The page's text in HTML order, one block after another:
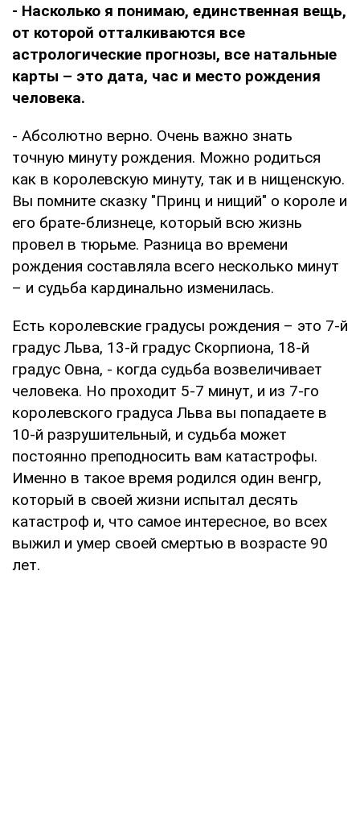
- Насколько я понимаю, единственная вещь,
от которой отталкиваются все
астрологические прогнозы, все натальные
карты – это дата, час и место рождения
человека.
- Абсолютно верно. Очень важно знать
точную минуту рождения. Можно родиться
как в королевскую минуту, так и в нищенскую.
Вы помните сказку "Принц и нищий" о короле и
его брате-близнеце, который всю жизнь
провел в тюрьме. Разница во времени
рождения составляла всего несколько минут
– и судьба кардинально изменилась.
Есть королевские градусы рождения – это 7-й
градус Льва, 13-й градус Скорпиона, 18-й
градус Овна, - когда судьба возвеличивает
человека. Но проходит 5-7 минут, и из 7-го
королевского градуса Льва вы попадаете в
10-й разрушительный, и судьба может
постоянно преподносить вам катастрофы.
Именно в такое время родился один венгр,
который в своей жизни испытал десять
катастроф и, что самое интересное, во всех
выжил и умер своей смертью в возрасте 90
лет.